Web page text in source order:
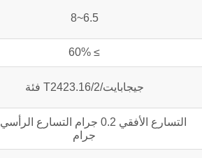
6.5~8
≥ 60%
جيجابايت/T2423.16/2 فئة
جرام